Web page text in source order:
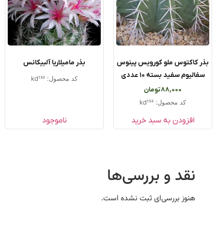
کاکتوس ملو کورویس پینوس
سفید بسته ۱۰ عددی
88,000تومان
کد محصول: kd133
افزودن به سبد خرید
بذر مامیلاریا آلبیکانس
کد محصول: kd132
ناموجود
نقد و بررسی‌ها
هنوز بررسی‌ای ثبت نشده است.